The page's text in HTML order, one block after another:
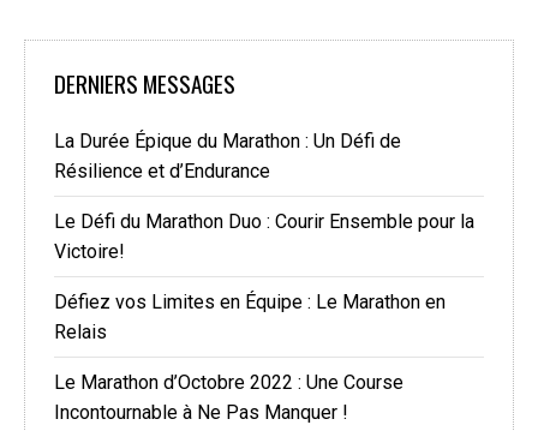
DERNIERS MESSAGES
La Durée Épique du Marathon : Un Défi de
Résilience et d’Endurance
Le Défi du Marathon Duo : Courir Ensemble pour la
Victoire!
Défiez vos Limites en Équipe : Le Marathon en
Relais
Le Marathon d’Octobre 2022 : Une Course
Incontournable à Ne Pas Manquer !